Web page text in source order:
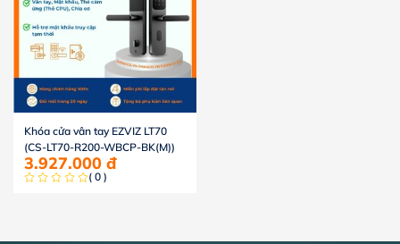
Khóa cửa vân tay EZVIZ LT70
(CS-LT70-R200-WBCP-BK(M))
3.927.000 đ
( 0 )